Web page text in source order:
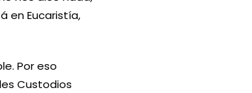
en Eucaristía,
Por eso
Custodios